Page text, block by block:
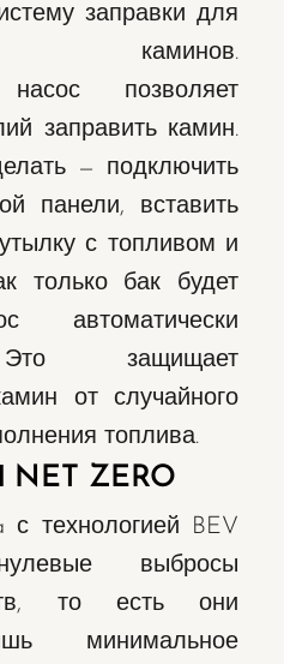
заправки для
каминов.
насос позволяет
заправить камин.
— подключить
панели, вставить
с топливом и
только бак будет
автоматически
Это защищает
от случайного
топлива.
ZERO
с технологией BEV
выбросы
то есть они
минимальное